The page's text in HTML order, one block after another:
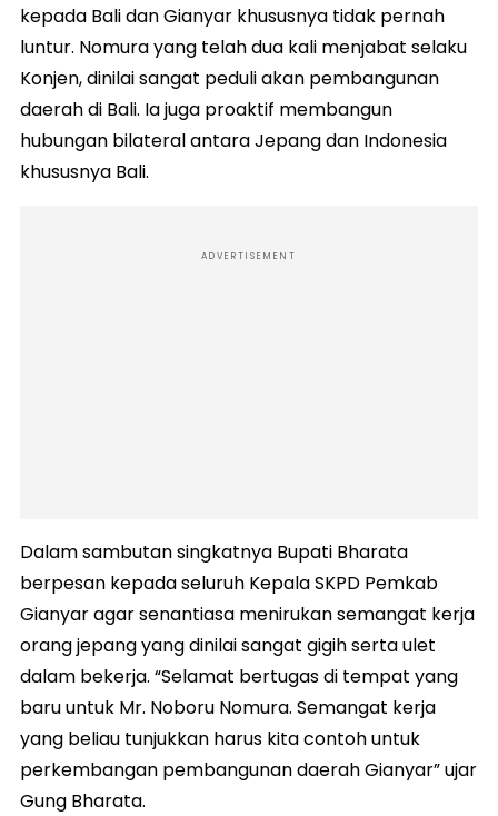
kepada Bali dan Gianyar khususnya tidak pernah
luntur. Nomura yang telah dua kali menjabat selaku
Konjen, dinilai sangat peduli akan pembangunan
daerah di Bali. Ia juga proaktif membangun
hubungan bilateral antara Jepang dan Indonesia
khususnya Bali.
ADVERTISEMENT
Dalam sambutan singkatnya Bupati Bharata
berpesan kepada seluruh Kepala SKPD Pemkab
Gianyar agar senantiasa menirukan semangat kerja
orang jepang yang dinilai sangat gigih serta ulet
dalam bekerja. “Selamat bertugas di tempat yang
baru untuk Mr. Noboru Nomura. Semangat kerja
yang beliau tunjukkan harus kita contoh untuk
perkembangan pembangunan daerah Gianyar” ujar
Gung Bharata.